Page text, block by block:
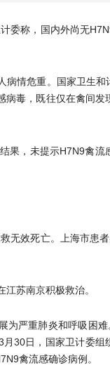
委称，国内外尚无
病情危重。国家卫生和
毒，既往仅在禽间发
果，未提示H7N9禽流
无效死亡。上海市患
苏南京积极救治。
为严重肺炎和呼吸困
30日，国家卫计委组
禽流感确诊病例。